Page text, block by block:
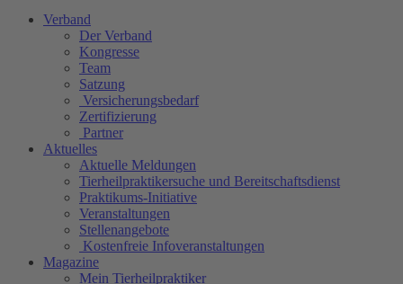
Verband
Der Verband
Kongresse
Team
Satzung
Versicherungsbedarf
Zertifizierung
Partner
Aktuelles
Aktuelle Meldungen
Tierheilpraktikersuche und Bereitschaftsdienst
Praktikums-Initiative
Veranstaltungen
Stellenangebote
Kostenfreie Infoveranstaltungen
Magazine
Mein Tierheilpraktiker